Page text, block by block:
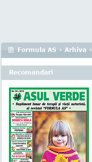
Formula AS › Arhiva ›
Recomandari